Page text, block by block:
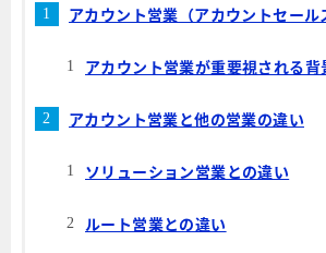
アカウント営業（アカウントセール
アカウント営業が重要視される背
アカウント営業と他の営業の違い
ソリューション営業との違い
ルート営業との違い